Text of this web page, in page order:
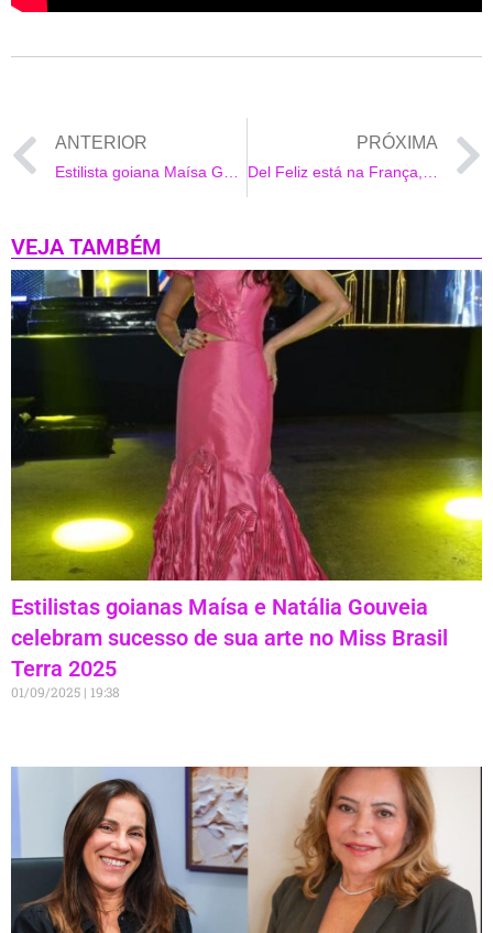
ANTERIOR PRÓXIMA
VEJA TAMBÉM
Estilistas goianas Maísa e Natália Gouveia
celebram sucesso de sua arte no Miss Brasil
Terra 2025
01/09/2025 19:38